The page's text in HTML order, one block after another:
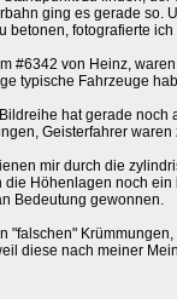
ging es gerade so.
betonen, fotografierte
#6342 von Heinz,
typische Fahrzeuge
hat gerade noch
Geisterfahrer
mir durch die
die Höhenlagen noch
Bedeutung gewonnen.
"falschen"
diese nach meiner